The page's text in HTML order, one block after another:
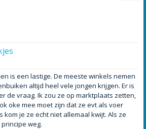
is een lastige. De meeste winkels nemen
altijd heel vele jongen krijgen. Er is
de vraag. Ik zou ze op marktplaats zetten,
oke mee moet zijn dat ze evt als voer
je ze echt niet allemaal kwijt. Als ze
weg.